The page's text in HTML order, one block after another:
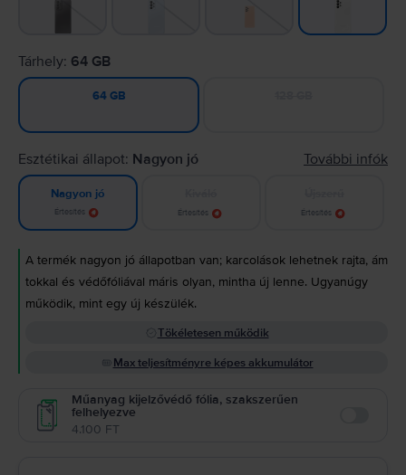
Tárhely: 64 GB
64 GB
Esztétikai állapot: Nagyon jó További infók
Nagyon jó
Értesítés Értesítés Értesítés
A termék nagyon jó állapotban van; karcolások lehetnek rajta, ám
tokkal és védőfóliával máris olyan, mintha új lenne. Ugyanúgy
működik, mint egy új készülék.
Tökéletesen működik
Max teljesítményre képes akkumulátor
Műanyag kijelzővédő fólia, szakszerűen
felhelyezve
4.100 FT